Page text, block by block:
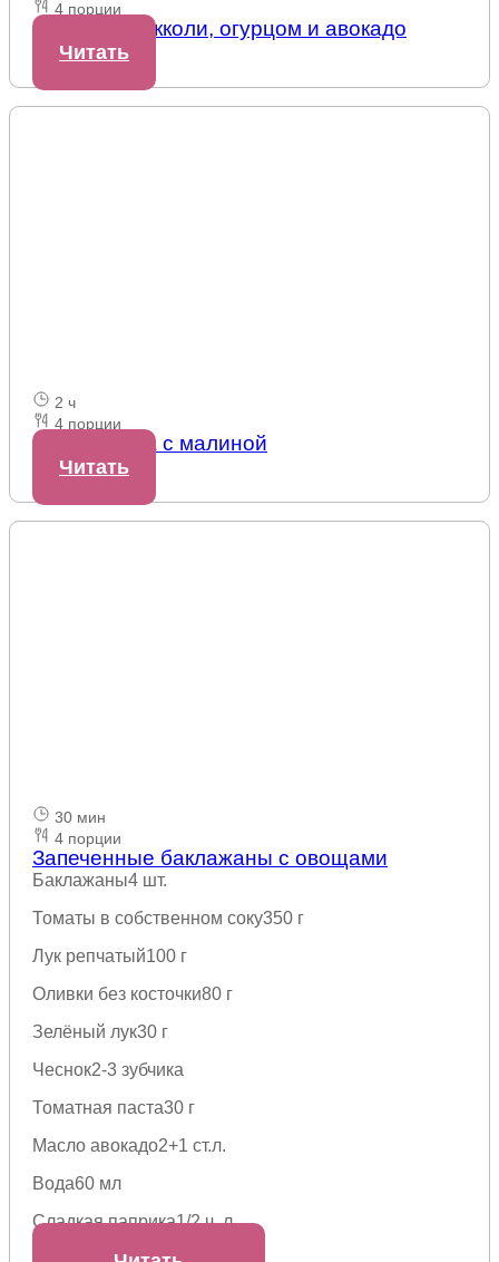
4 порции
Салат с брокколи, огурцом и авокадо
Читать
2 ч
4 порции
Панна-котта с малиной
Читать
30 мин
4 порции
Запеченные баклажаны с овощами
Баклажаны4 шт.
Томаты в собственном соку350 г
Лук репчатый100 г
Оливки без косточки80 г
Зелёный лук30 г
Чеснок2-3 зубчика
Томатная паста30 г
Масло авокадо2+1 ст.л.
Вода60 мл
Сладкая паприка1/2 ч. л.